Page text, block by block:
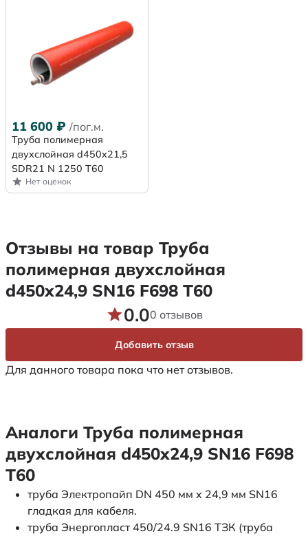
11 600 ₽ /пог.м.
Труба полимерная
двухслойная d450x21,5
SDR21 N 1250 Т60
Нет оценок
Отзывы на товар Труба
полимерная двухслойная
d450х24,9 SN16 F698 Т60
Для данного товара пока что нет отзывов.
0.00 отзывов
Добавить отзыв
Аналоги Труба полимерная
двухслойная d450х24,9 SN16 F698
Т60
труба Электропайп DN 450 мм x 24,9 мм SN16
гладкая для кабеля.
труба Энергопласт 450/24.9 SN16 ТЗК (труба